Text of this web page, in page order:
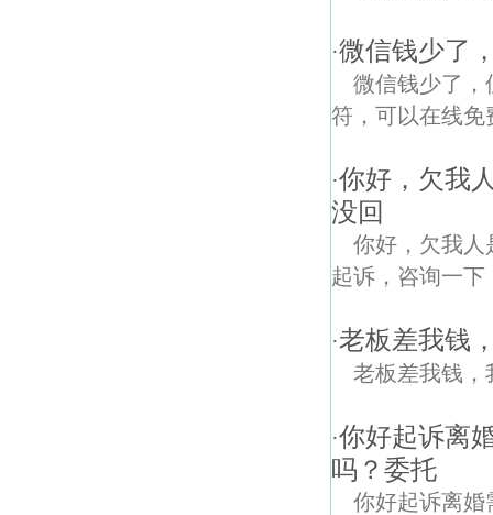
·微信钱少了
微信钱少了，
符，可以在线免
·你好，欠我
没回
你好，欠我人
起诉，咨询一下
·老板差我钱
老板差我钱，
·你好起诉离
吗？委托
你好起诉离婚